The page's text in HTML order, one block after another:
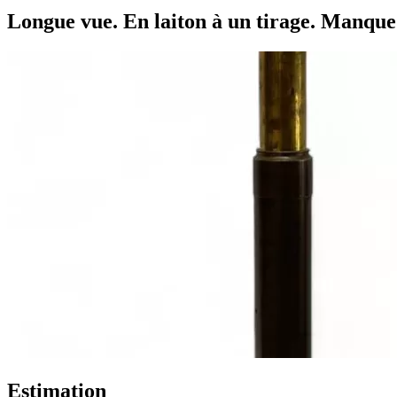
Longue vue. En laiton à un tirage.
Estimation